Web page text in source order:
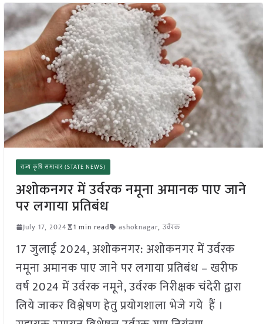
राज्य कृषि समाचार (STATE NEWS)
अशोकनगर में उर्वरक नमूना अमानक पाए जाने
पर लगाया प्रतिबंध
July 17, 2024 1 min read ashoknagar, उर्वरक
17 जुलाई 2024, अशोकनगर: अशोकनगर में उर्वरक
नमूना अमानक पाए जाने पर लगाया प्रतिबंध – खरीफ
वर्ष 2024 में उर्वरक नमूने, उर्वरक निरीक्षक चंदेरी द्वारा
लिये जाकर विश्लेषण हेतु प्रयोगशाला भेजे गये हैं ।